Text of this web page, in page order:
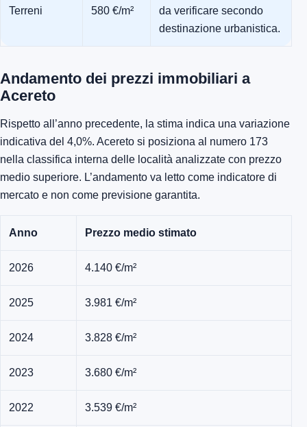
Terreni 580 €/m²
da verificare secondo
destinazione urbanistica.
Andamento dei prezzi immobiliari a
Acereto
Rispetto all’anno precedente, la stima indica una variazione
indicativa del 4,0%. Acereto si posiziona al numero 173
nella classifica interna delle località analizzate con prezzo
medio superiore. L’andamento va letto come indicatore di
mercato e non come previsione garantita.
Anno Prezzo medio stimato
2026 4.140 €/m²
2025 3.981 €/m²
2024 3.828 €/m²
2023 3.680 €/m²
2022 3.539 €/m²